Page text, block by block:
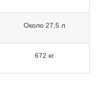
Около 27,5 л
672 кг